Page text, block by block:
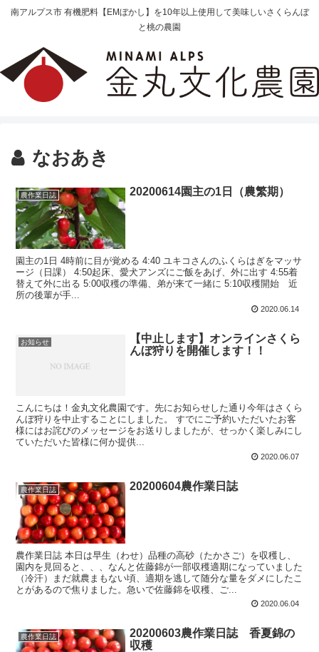
南アルプス市 有機肥料【EMぼかし】を10年以上使用して美味しいさくらんぼ
と桃の農園
なおあき
農作業日誌 20200614園主の1日（農繁期）
園主の1日 4時前に目が覚める 4:40 ユキコさんのふくらはぎをマッサ
ージ（日課） 4:50起床、愛犬アンズにご飯をあげ、外に出す 4:55着
替えて外に出る 5:00収穫の準備、弟が来て一緒に 5:10収穫開始 近
所の後輩が手...
2020.06.14
お知らせ
【中止します】オンラインさくら
んぼ狩りを開催します！！
こんにちは！金丸文化農園です。先にお知らせした通り今年はさくら
んぼ狩りを中止することにしました。 すでにご予約いただいたお客
様にはお詫びのメッセージをお送りしましたが、せっかく楽しみにし
ていただいた皆様に何か提供...
2020.06.07
農作業日誌 20200604農作業日誌
農作業日誌 本日は早生（わせ）品種の高砂（たかさご）を収穫し、
園内を見回ると、、、なんと佐藤錦が一部収穫適期になっていました
（冷汗）まだ就農まもない頃、適期を逃して随分な量をダメにしたこ
とがあるので焦りました。急いで佐藤錦を収穫、ご...
2020.06.04
農作業日誌
20200603農作業日誌 香夏錦の
収穫